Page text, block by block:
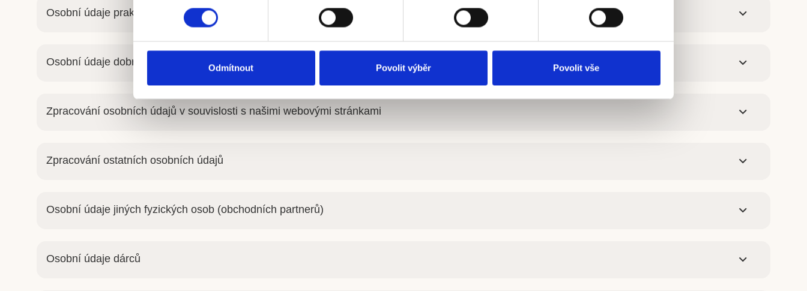
Odmítnout Povolit výběr Povolit vše
Osobní údaje praktikantů
Osobní údaje dobrovolníků
Zpracování osobních údajů v souvislosti s našimi webovými stránkami
Zpracování ostatních osobních údajů
Osobní údaje jiných fyzických osob (obchodních partnerů)
Osobní údaje dárců